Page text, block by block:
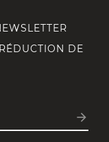
DE
arrow_forward